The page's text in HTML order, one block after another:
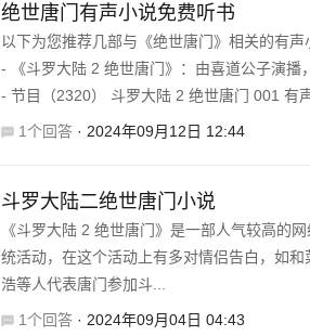
绝世唐门有声小说免费听书
以下为您推荐几部与《绝世唐门》相关的有声
- 《斗罗大陆 2 绝世唐门》：由喜道公子演播
- 节目（2320） ‭斗罗大陆 2 绝世唐门 001 有
1个回答 · 2024年09月12日 12:44
斗罗大陆二绝世唐门小说
《斗罗大陆 2 绝世唐门》是一部人气较高的
统活动，在这个活动上有多对情侣告白，如
浩等人代表唐门参加斗...
1个回答 · 2024年09月04日 04:43